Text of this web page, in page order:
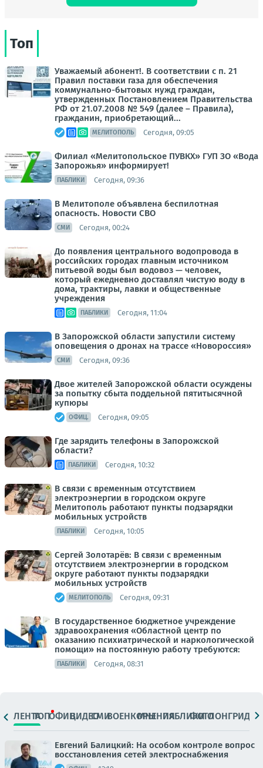
Топ
Уважаемый абонент!. В соответствии с п. 21
Правил поставки газа для обеспечения
коммунально-бытовых нужд граждан,
утвержденных Постановлением Правительства
РФ от 21.07.2008 № 549 (далее – Правила),
гражданин, приобретающий...
МЕЛИТОПОЛЬ Сегодня, 09:05
Филиал «Мелитопольское ПУВКХ» ГУП ЗО «Вода
Запорожья» информирует!
ПАБЛИКИ Сегодня, 09:36
В Мелитополе объявлена беспилотная
опасность. Новости СВО
СМИ Сегодня, 00:24
До появления центрального водопровода в
российских городах главным источником
питьевой воды был водовоз — человек,
который ежедневно доставлял чистую воду в
дома, трактиры, лавки и общественные
учреждения
ПАБЛИКИ Сегодня, 11:04
В Запорожской области запустили систему
оповещения о дронах на трассе «Новороссия»
СМИ Сегодня, 09:36
Двое жителей Запорожской области осуждены
за попытку сбыта поддельной пятитысячной
купюры
ОФИЦ. Сегодня, 09:05
Где зарядить телефоны в Запорожской
области?
ПАБЛИКИ Сегодня, 10:32
В связи с временным отсутствием
электроэнергии в городском округе
Мелитополь работают пункты подзарядки
мобильных устройств
ПАБЛИКИ Сегодня, 10:05
Сергей Золотарёв: В связи с временным
отсутствием электроэнергии в городском
округе работают пункты подзарядки
мобильных устройств
МЕЛИТОПОЛЬ Сегодня, 09:31
В государственное бюджетное учреждение
здравоохранения «Областной центр по
оказанию психиатрической и наркологической
помощи» на постоянную работу требуются:
ПАБЛИКИ Сегодня, 08:31
ЛЕНТАТОПОФИЦ.ВИДЕОСМИВОЕНКОРЫМНЕНИЯПАБЛИКИ
ФОТОЛОНГРИДЫ
Евгений Балицкий: На особом контроле вопрос
восстановления сетей электроснабжения